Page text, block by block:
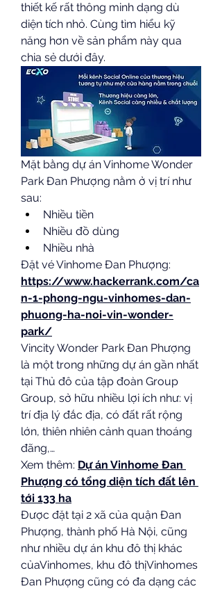
thiết kế rất thông minh dạng dù
diện tích nhỏ. Cùng tìm hiểu kỹ
năng hơn về sản phẩm này qua
chia sẻ dưới đây.
Mặt bằng dự án Vinhome Wonder
Park Đan Phượng nằm ở vị trí như
sau:
Nhiều tiền
Nhiều đồ dùng
Nhiều nhà
https://www.hackerrank.com/ca
n-1-phong-ngu-vinhomes-dan-
phuong-ha-noi-vin-wonder-
park/
Vincity Wonder Park Đan Phượng
là một trong những dự án gần nhất
tại Thủ đô của tập đoàn Group
Group, sở hữu nhiều lợi ích như: vị
trí địa lý đắc địa, có đất rất rộng
lớn, thiên nhiên cảnh quan thoáng
đãng,…
Xem thêm: Dự án Vinhome Đan
Phượng có tổng diện tích đất lên
tới 133 ha
Được đặt tại 2 xã của quận Đan
Phượng, thành phố Hà Nội, cũng
như nhiều dự án khu đô thị khác
củaVinhomes, khu đô thịVinhomes
Đan Phượng cũng có đa dạng các